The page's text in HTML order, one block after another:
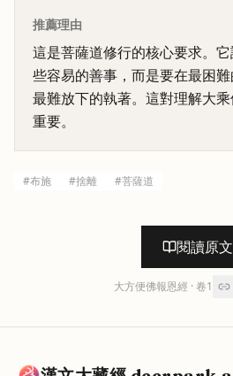
推薦理由
這是菩薩道修行的核心要求。
些容易的善事，而是要在最困
最難放下的執著。這對理解大
重要。
#布施 #捨離 #菩薩道
閱讀原文
大方便佛報恩經 · 卷1